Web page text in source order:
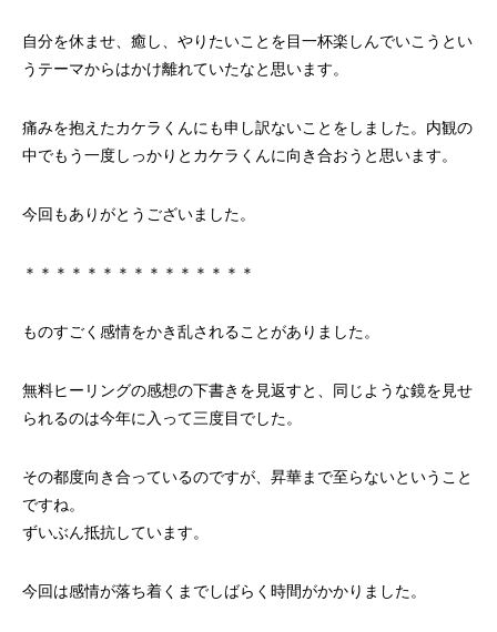
自分を休ませ、癒し、やりたいことを目一杯楽しんでいこうとい
うテーマからはかけ離れていたなと思います。
痛みを抱えたカケラくんにも申し訳ないことをしました。内観の
中でもう一度しっかりとカケラくんに向き合おうと思います。
今回もありがとうございました。
＊＊＊＊＊＊＊＊＊＊＊＊＊＊＊
ものすごく感情をかき乱されることがありました。
無料ヒーリングの感想の下書きを見返すと、同じような鏡を見せ
られるのは今年に入って三度目でした。
その都度向き合っているのですが、昇華まで至らないということ
ですね。
ずいぶん抵抗しています。
今回は感情が落ち着くまでしばらく時間がかかりました。